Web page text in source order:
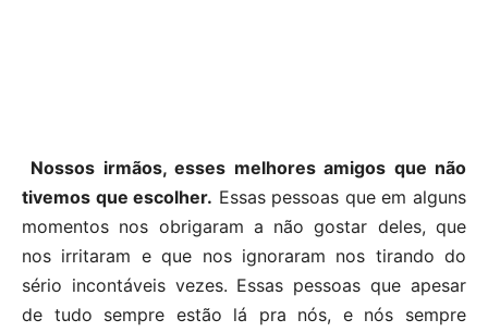
Nossos irmãos, esses melhores amigos que não
tivemos que escolher. Essas pessoas que em alguns
momentos nos obrigaram a não gostar deles, que
nos irritaram e que nos ignoraram nos tirando do
sério incontáveis vezes. Essas pessoas que apesar
de tudo sempre estão lá pra nós, e nós sempre